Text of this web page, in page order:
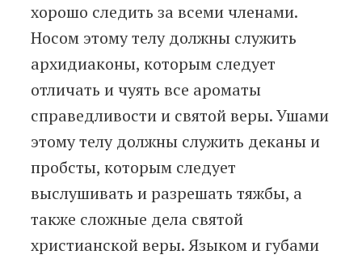
хорошо следить за всеми членами.
Носом этому телу должны служить
архидиаконы, которым следует
отличать и чуять все ароматы
справедливости и святой веры. Ушами
этому телу должны служить деканы и
пробсты, которым следует
выслушивать и разрешать тяжбы, а
также сложные дела святой
христианской веры. Языком и губами